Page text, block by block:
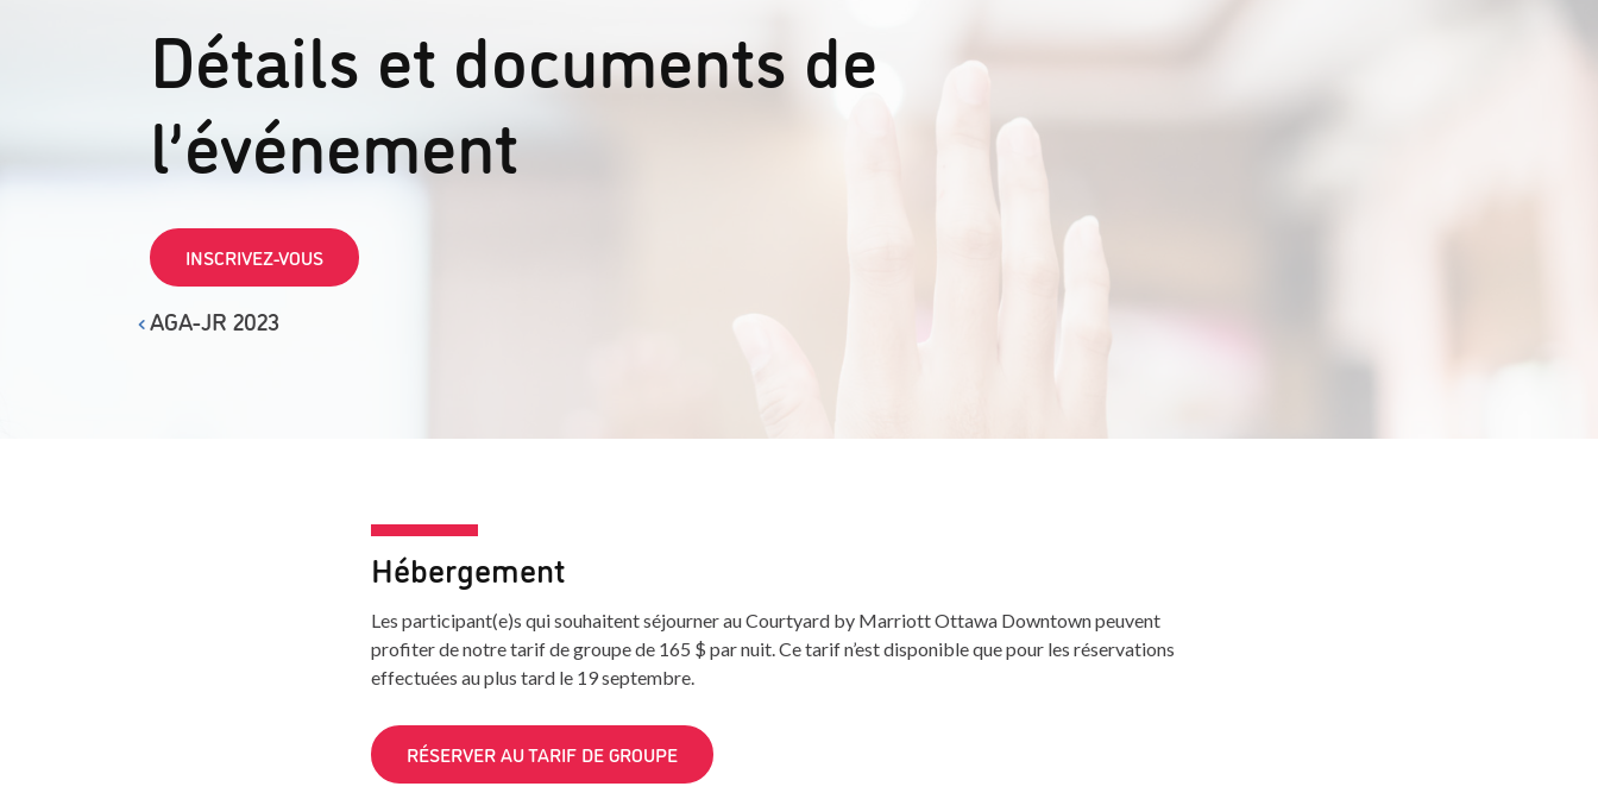
Détails et documents de
l’événement
INSCRIVEZ-VOUS
AGA-JR 2023
Hébergement
Les participant(e)s qui souhaitent séjourner au Courtyard by Marriott Ottawa Downtown peuvent
profiter de notre tarif de groupe de 165 $ par nuit. Ce tarif n’est disponible que pour les réservations
effectuées au plus tard le 19 septembre.
RÉSERVER AU TARIF DE GROUPE